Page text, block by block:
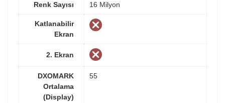
Renk Sayısı 16 Milyon
Katlanabilir
Ekran
2. Ekran
DXOMARK
Ortalama
(Display)
55